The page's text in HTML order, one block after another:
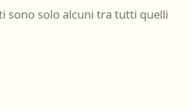
sono solo alcuni tra tutti quelli